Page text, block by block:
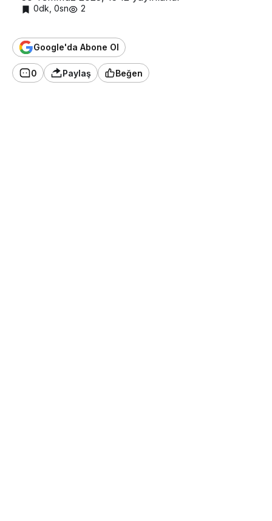
0dk, 0sn 2
Google'da Abone Ol
0 Paylaş Beğen